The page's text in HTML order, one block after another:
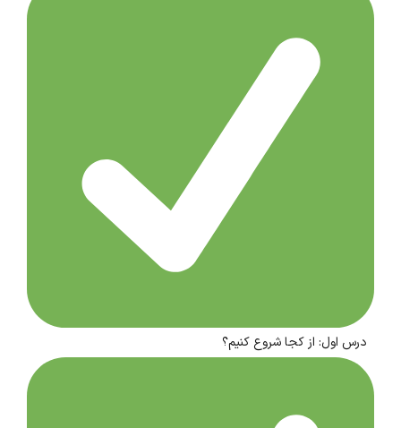
درس اول: از کجا شروع کنیم؟